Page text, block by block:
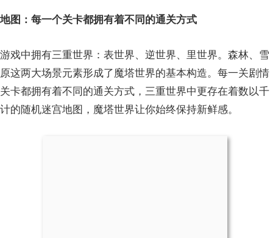
地图：每一个关卡都拥有着不同的通关方式
游戏中拥有三重世界：表世界、逆世界、里世界。森林、雪
原这两大场景元素形成了魔塔世界的基本构造。每一关剧情
关卡都拥有着不同的通关方式，三重世界中更存在着数以千
计的随机迷宫地图，魔塔世界让你始终保持新鲜感。